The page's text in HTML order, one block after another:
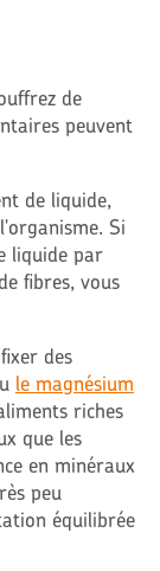
de
peuvent
de liquide,
Si
liquide par
fibres, vous
des
le magnésium
riches
que les
en minéraux
peu
équilibrée